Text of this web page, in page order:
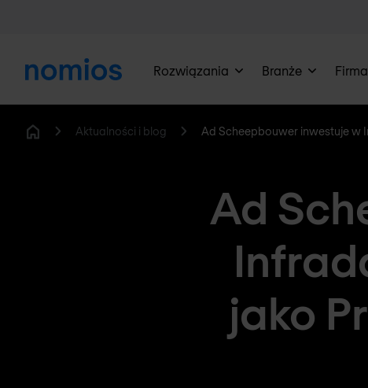
Rozwiązania Branże Firma
Aktualności i blog Ad Scheepbouwer inwestuje w
Ad
jako